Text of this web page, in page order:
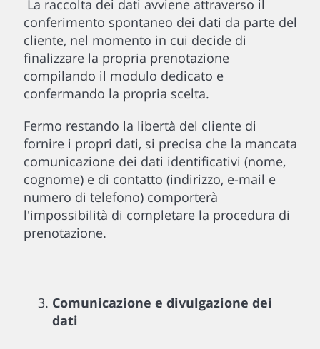
La raccolta dei dati avviene attraverso il
conferimento spontaneo dei dati da parte del
cliente, nel momento in cui decide di
finalizzare la propria prenotazione
compilando il modulo dedicato e
confermando la propria scelta.
Fermo restando la libertà del cliente di
fornire i propri dati, si precisa che la mancata
comunicazione dei dati identificativi (nome,
cognome) e di contatto (indirizzo, e-mail e
numero di telefono) comporterà
l'impossibilità di completare la procedura di
prenotazione.
Comunicazione e divulgazione dei
dati